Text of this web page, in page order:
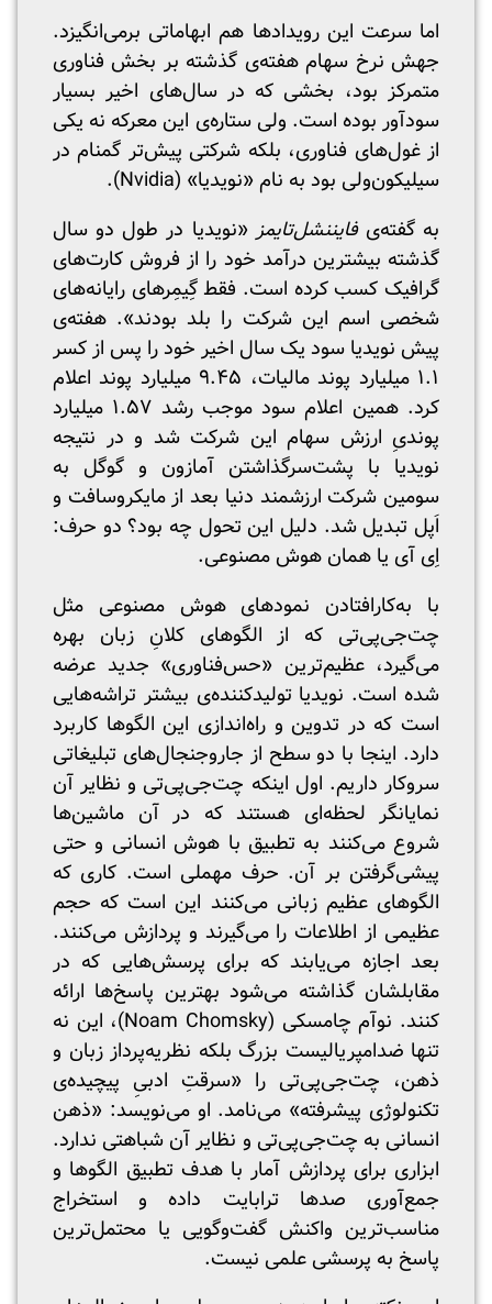
اما سرعت این رویدادها هم ابهاماتی برمی‌انگیزد.
جهش نرخ سهام هفته‌ی گذشته بر بخش فناوری
متمرکز بود، بخشی که در سال‌های اخیر بسیار
سودآور بوده است. ولی ستاره‌ی این معرکه نه یکی
از غول‌های فناوری، بلکه شرکتی پیش‌تر گمنام در
سیلیکون‌ولی بود به نام «نویدیا» (Nvidia).
به گفته‌یفایننشل‌تایمز«نویدیا در طول دو سال
گذشته بیشترین درآمد خود را از فروش کارت‌های
گرافیک کسب کرده است. فقط گِیمِرهای رایانه‌های
شخصی اسم این شرکت را بلد بودند». هفته‌ی
پیش نویدیا سود یک سال اخیر خود را پس از کسر
۱.۱ میلیارد پوند مالیات، ۹.۴۵ میلیارد پوند اعلام
کرد. همین اعلام سود موجب رشد ۱.۵۷ میلیارد
پوندیِ ارزش سهام این شرکت شد و در نتیجه
نویدیا با پشت‌سرگذاشتن آمازون و گوگل به
سومین شرکت ارزشمند دنیا بعد از مایکروسافت و
اَپل تبدیل شد. دلیل این تحول چه بود؟ دو حرف:
اِی آی یا همان هوش مصنوعی.
با به‌کارافتادن نمودهای هوش مصنوعی مثل
چت‌جی‌پی‌تی که از الگوهای کلانِ زبان بهره
می‌گیرد، عظیم‌ترین «حس‌فناوری» جدید عرضه
شده است. نویدیا تولیدکننده‌ی بیشتر تراشه‌هایی
است که در تدوین و راه‌اندازی این الگوها کاربرد
دارد. اینجا با دو سطح از جاروجنجال‌های تبلیغاتی
سروکار داریم. اول اینکه چت‌جی‌پی‌تی و نظایر آن
نمایانگر لحظه‌ای هستند که در آن ماشین‌ها
شروع می‌کنند به تطبیق با هوش انسانی و حتی
پیشی‌گرفتن بر آن. حرف مهملی است. کاری که
الگوهای عظیم زبانی می‌کنند این است که حجم
عظیمی از اطلاعات را می‌گیرند و پردازش می‌کنند.
بعد اجازه می‌یابند که برای پرسش‌هایی که در
مقابلشان گذاشته می‌شود بهترین پاسخ‌ها ارائه
کنند. نوآم چامسکی (Noam Chomsky)، این نه
تنها ضدامپریالیست بزرگ بلکه نظریه‌پرداز زبان و
ذهن، چت‌جی‌پی‌تی را «سرقتِ ادبیِ پیچیده‌ی
تکنولوژی پیشرفته» می‌نامد. او می‌نویسد: «ذهن
انسانی به چت‌جی‌پی‌تی و نظایر آن شباهتی ندارد.
ابزاری برای پردازش آمار با هدف تطبیق الگوها و
جمع‌آوری صدها ترابایت داده و استخراج
مناسب‌ترین واکنش گفت‌وگویی یا محتمل‌ترین
پاسخ به پرسشی علمی نیست.